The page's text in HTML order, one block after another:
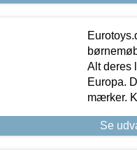
Alt deres
Europa.
mærker.
Se